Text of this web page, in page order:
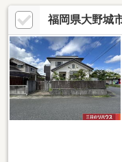
く、周辺施設充実◎
福岡県大野城